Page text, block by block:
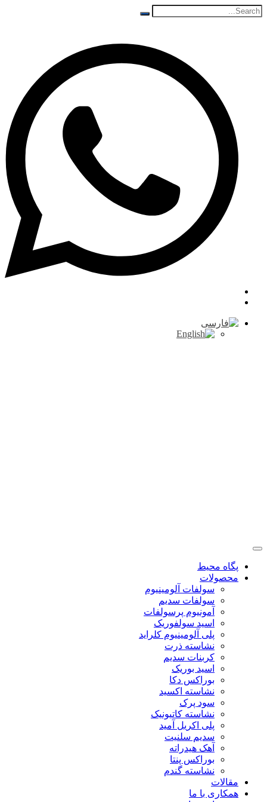
پگاه محیط
محصولات
سولفات آلومینیوم
سولفات سدیم
آمونیوم پرسولفات
اسید سولفوریک
پلی آلومینیوم کلراید
نشاسته ذرت
کربنات سدیم
اسید بوریک
بوراکس دکا
نشاسته اکسید
سود پرک
نشاسته کاتیونیک
پلی اکریل آمید
سدیم سلنیت
آهک هیدراته
بوراکس پنتا
نشاسته گندم
مقالات
همکاری با ما